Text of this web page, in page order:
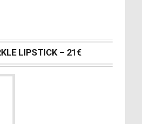
LIPSTICK – 21€